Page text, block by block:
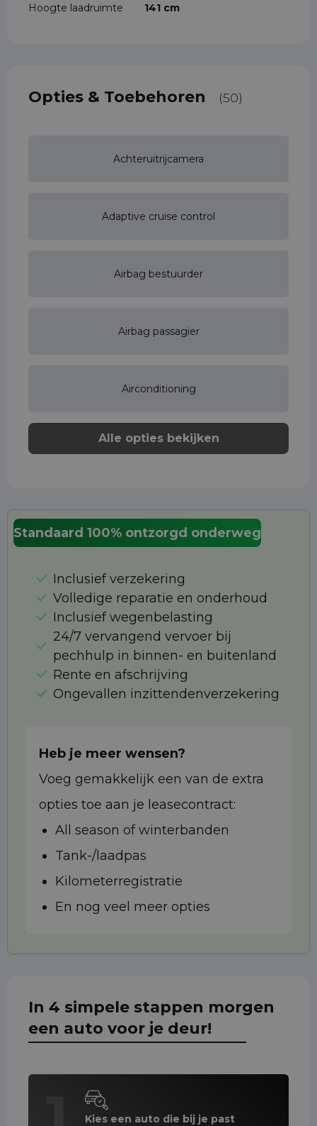
Hoogte laadruimte 141 cm
Opties & Toebehoren (50)
Achteruitrijcamera
Adaptive cruise control
Airbag bestuurder
Airbag passagier
Airconditioning
Alle opties bekijken
Standaard 100% ontzorgd onderweg
Inclusief verzekering
Volledige reparatie en onderhoud
Inclusief wegenbelasting
24/7 vervangend vervoer bij
pechhulp in binnen- en buitenland
Rente en afschrijving
Ongevallen inzittendenverzekering
Heb je meer wensen?
Voeg gemakkelijk een van de extra
opties toe aan je leasecontract:
All season of winterbanden
Tank-/laadpas
Kilometerregistratie
En nog veel meer opties
In 4 simpele stappen morgen
een auto voor je deur!
Kies een auto die bij je past